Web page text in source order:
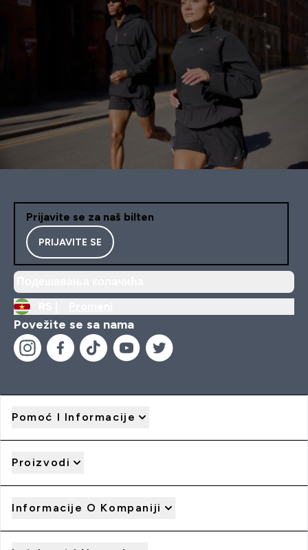
Prijavite se za naš bilten
PRIJAVITE SE
Povežite se sa nama
Pomoć I Informacije
Proizvodi
Informacije O Kompaniji